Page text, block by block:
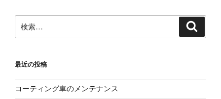
ン
索:
最近の投稿
コーティング車のメンテナンス